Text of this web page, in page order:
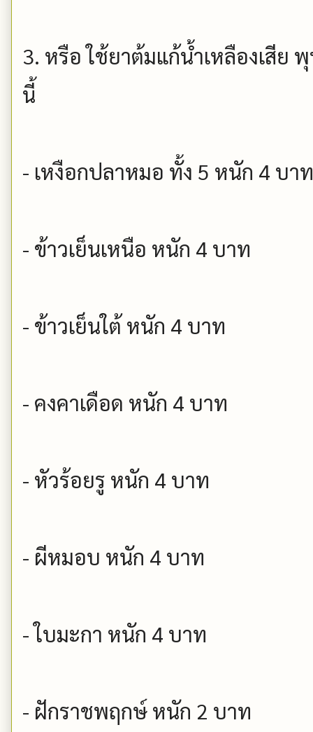
3. หรือ ใช้ยาต้มแก้น้ำเหลืองเสีย
นี้
- เหงือกปลาหมอ ทั้ง 5 หนัก 4 บาท
- ข้าวเย็นเหนือ หนัก 4 บาท
- ข้าวเย็นใต้ หนัก 4 บาท
- คงคาเดือด หนัก 4 บาท
- หัวร้อยรู หนัก 4 บาท
- ผีหมอบ หนัก 4 บาท
- ใบมะกา หนัก 4 บาท
- ฝักราชพฤกษ์ หนัก 2 บาท